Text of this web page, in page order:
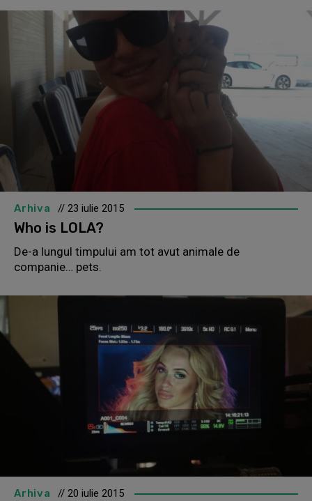
Arhiva // 23 iulie 2015
Who is LOLA?
De-a lungul timpului am tot avut animale de
companie… pets.
Arhiva // 20 iulie 2015